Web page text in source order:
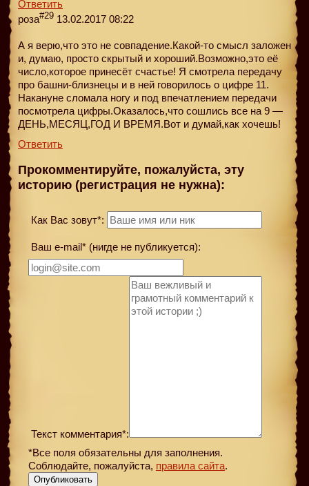
Ответить
роза#29 13.02.2017 08:22
А я верю,что это не совпадение.Какой-то смысл заложен
и, думаю, просто скрытый и хороший.Возможно,это её
число,которое принесёт счастье! Я смотрела передачу
про башни-близнецы и в ней говорилось о цифре 11.
Накануне сломала ногу и под впечатлением передачи
посмотрела цифры.Оказалось,что сошлись все на 9 —
ДЕНЬ,МЕСЯЦ,ГОД И ВРЕМЯ.Вот и думай,как хочешь!
Ответить
Прокомментируйте, пожалуйста, эту
историю (регистрация не нужна):
Как Вас зовут*:
Ваш e-mail* (нигде не публикуется):
Текст комментария*:
*Все поля обязательны для заполнения.
Соблюдайте, пожалуйста, правила сайта.
Опубликовать